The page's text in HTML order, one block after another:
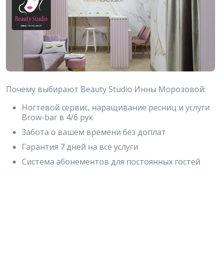
Почему выбирают Beauty Studio Инны Морозовой:
Ногтевой сервис, наращивание ресниц и услуги
Brow-bar в 4/6 рук
Забота о вашем времени без доплат
Гарантия 7 дней на все услуги
Система абонементов для постоянных гостей